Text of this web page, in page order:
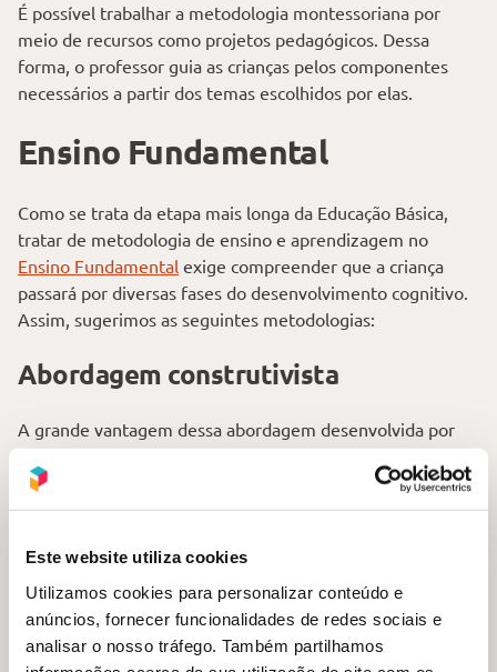
Este website utiliza cookies
Utilizamos cookies para personalizar conteúdo e
anúncios, fornecer funcionalidades de redes sociais e
analisar o nosso tráfego. Também partilhamos
É possível trabalhar a metodologia montessoriana por
meio de recursos como projetos pedagógicos. Dessa
forma, o professor guia as crianças pelos componentes
necessários a partir dos temas escolhidos por elas.
Ensino Fundamental
Como se trata da etapa mais longa da Educação Básica,
tratar de metodologia de ensino e aprendizagem no
Ensino Fundamental exige compreender que a criança
passará por diversas fases do desenvolvimento cognitivo.
Assim, sugerimos as seguintes metodologias:
Abordagem construtivista
A grande vantagem dessa abordagem desenvolvida por
Jean Piaget é que ele próprio trabalha teorias sobre as
fases do desenvolvimento cognitivo das crianças. Assim,
pensar em construtivismo envolve necessariamente
professor saiba o que esperar das crianças em cada fase,
buscando oferecer atividades que desafiem os estudantes
a elaborar conceitos matemáticos e também sobre escrita